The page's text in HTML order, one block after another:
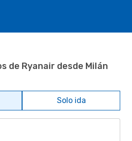
de Ryanair desde Milán
Solo ida